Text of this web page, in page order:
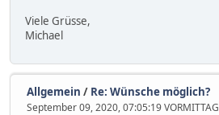
Viele Grüsse,
Michael
Allgemein / Re: Wünsche möglich?
September 09, 2020, 07:05:19 VORMITTAG